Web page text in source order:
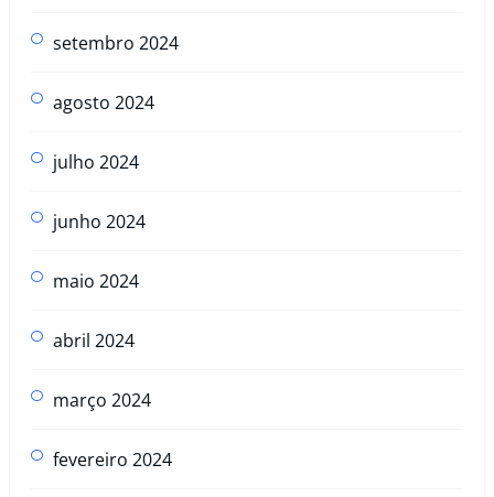
setembro 2024
agosto 2024
julho 2024
junho 2024
maio 2024
abril 2024
março 2024
fevereiro 2024